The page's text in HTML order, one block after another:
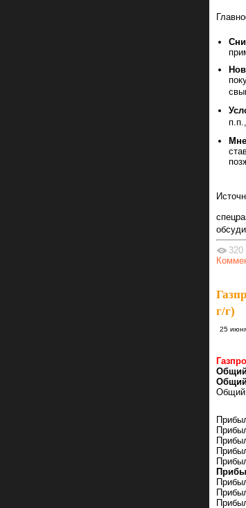
320
г/г)
25
Общий
Общий
Общий